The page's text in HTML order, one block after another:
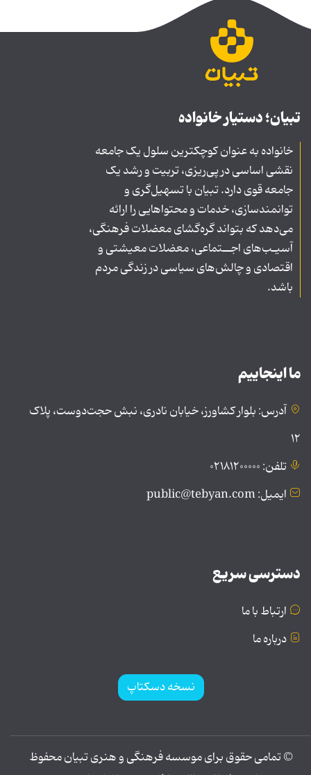
تبیان؛ دستیار خانواده
خانواده به عنوان کوچکترین سلول یک جامعه
نقشی اساسی در پی‌ریزی، تربیت و رشد یک
جامعه قوی دارد. تبیان با تسهیل‌گری و
توانمندسازی، خدمات و محتواهایی را ارائه
می‌دهد که بتواند گره‌گشای معضلات فرهنگی،
آسیـب‌های اجــتماعی، معضلات معیشتی و
اقتصادی و چالش‌های سیاسی در زندگی مردم
باشد.
ما اینجاییم
آدرس: بلوار کشاورز، خیابان نادری، نبش حجت‌دوست، پلاک
۱۲
تلفن: ۰۲۱۸۱۲۰۰۰۰۰
ایمیل: public@tebyan.com
دسترسی سریع
ارتباط با ما
درباره ما
نسخه دسکتاپ
© تمامی حقوق برای موسسه فرهنگی و هنری تبیان محفوظ